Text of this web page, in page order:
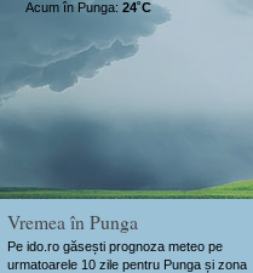
Vremea în Punga
Pe ido.ro găsești prognoza meteo pe
urmatoarele 10 zile pentru Punga și zona
Acum în Punga: 24˚C